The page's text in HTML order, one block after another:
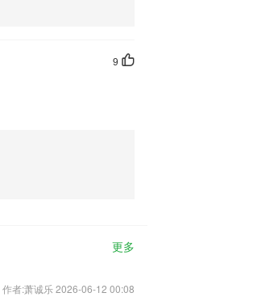
9
更多
作者:萧诚乐 2026-06-12 00:08